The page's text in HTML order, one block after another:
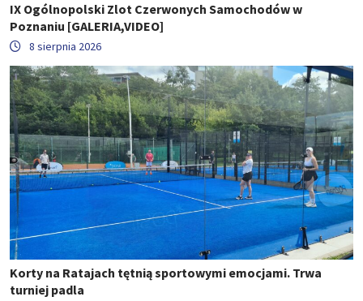
IX Ogólnopolski Zlot Czerwonych Samochodów w
Poznaniu [GALERIA,VIDEO]
8 sierpnia 2026
Korty na Ratajach tętnią sportowymi emocjami. Trwa
turniej padla